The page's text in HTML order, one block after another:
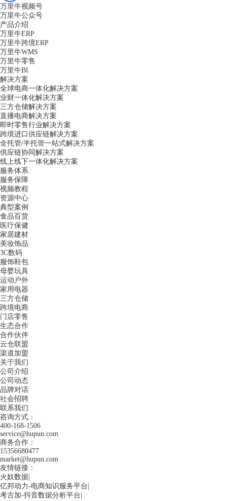
万里牛视频号
万里牛公众号
产品介绍
万里牛ERP
万里牛跨境ERP
万里牛WMS
万里牛零售
万里牛BI
解决方案
全球电商一体化解决方案
业财一体化解决方案
三方仓储解决方案
直播电商解决方案
即时零售行业解决方案
跨境进口供应链解决方案
全托管/半托管一站式解决方案
供应链协同解决方案
线上线下一体化解决方案
服务体系
服务保障
视频教程
资源中心
典型案例
食品百货
医疗保健
家居建材
美妆饰品
3C数码
服饰鞋包
母婴玩具
运动户外
家用电器
三方仓储
跨境电商
门店零售
生态合作
合作伙伴
云仓联盟
渠道加盟
关于我们
公司介绍
公司动态
品牌对话
社会招聘
联系我们
咨询方式：
400-168-1506
service@hupun.com
商务合作：
15356680477
market@hupun.com
友情链接：
火奴数据
亿邦动力-电商知识服务平台
考古加-抖音数据分析平台